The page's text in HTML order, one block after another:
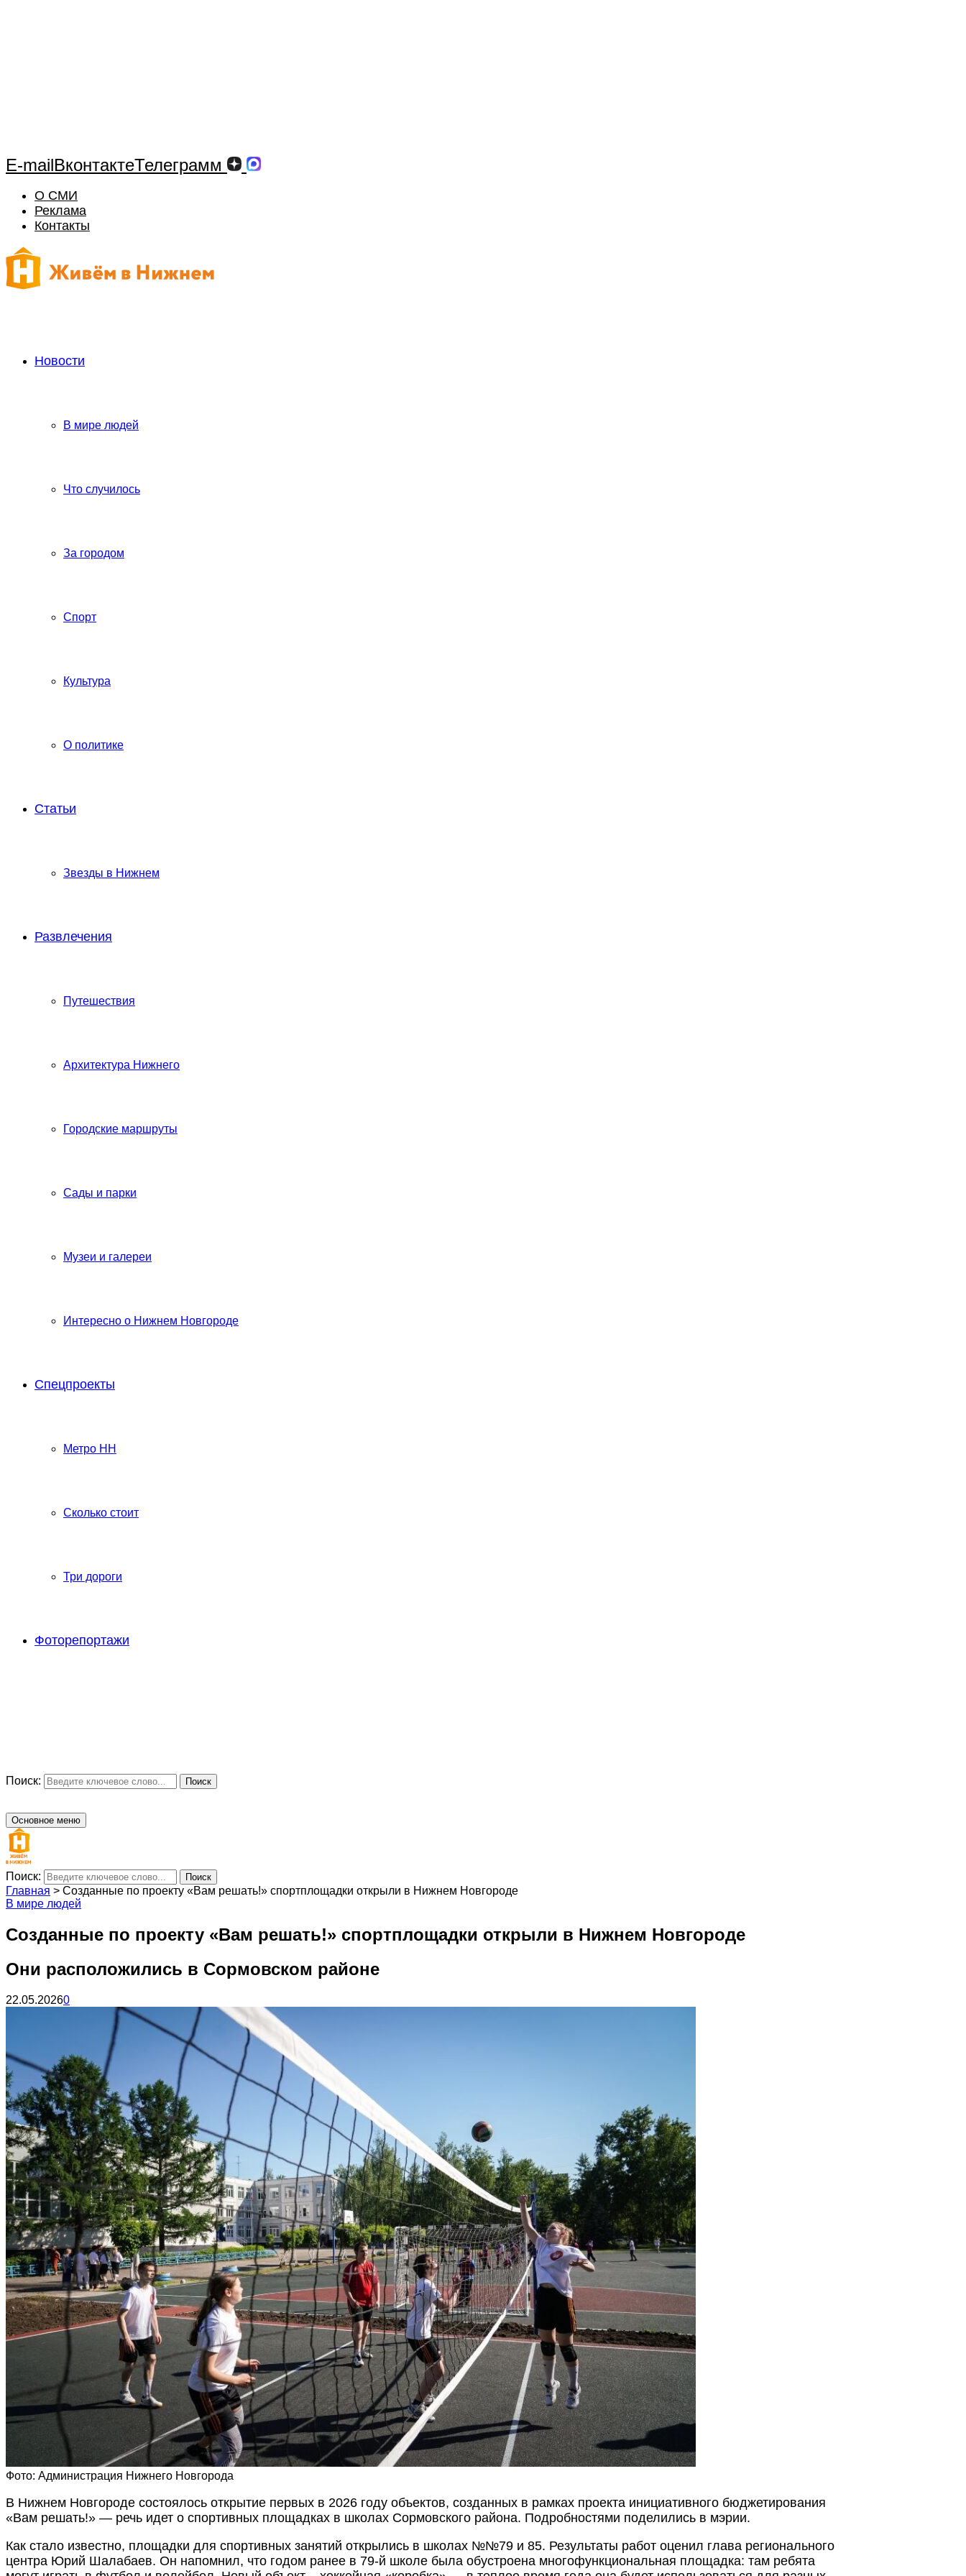
E-mailВконтактеТелеграмм
О СМИ
Реклама
Контакты
Новости
В мире людей
Что случилось
За городом
Спорт
Культура
О политике
Статьи
Звезды в Нижнем
Развлечения
Путешествия
Архитектура Нижнего
Городские маршруты
Сады и парки
Музеи и галереи
Интересно о Нижнем Новгороде
Спецпроекты
Метро НН
Сколько стоит
Три дороги
Фоторепортажи
Поиск: Поиск
Основное меню
Поиск: Поиск
Главная > Созданные по проекту «Вам решать!» спортплощадки открыли в Нижнем Новгороде
В мире людей
Созданные по проекту «Вам решать!» спортплощадки открыли в Нижнем Новгороде
Они расположились в Сормовском районе
22.05.20260
Фото: Администрация Нижнего Новгорода
В Нижнем Новгороде состоялось открытие первых в 2026 году объектов, созданных в рамках проекта инициативного бюджетирования
«Вам решать!» — речь идет о спортивных площадках в школах Сормовского района. Подробностями поделились в мэрии.
Как стало известно, площадки для спортивных занятий открылись в школах №№79 и 85. Результаты работ оценил глава регионального
центра Юрий Шалабаев. Он напомнил, что годом ранее в 79-й школе была обустроена многофункциональная площадка: там ребята